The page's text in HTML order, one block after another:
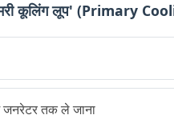
कूलिंग लूप' (Primary
जनरेटर तक ले जाना